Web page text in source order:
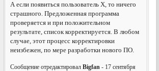
А если появиться пользователь Х, то ничего
страшного. Предложенная программа
проверяется и при положительном
результате, список корректируется. В любом
случае, этот процесс корректировки
неизбежен, по мере разработки нового ПО.
Сообщение отредактировалBigfan - 17 сентября